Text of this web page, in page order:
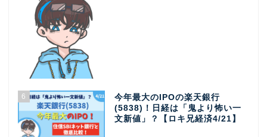
6
今年最大のIPOの楽天銀行
(5838)！日経は「鬼より怖い一
文新値」？【ロキ兄経済4/21】